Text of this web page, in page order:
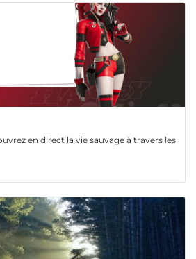
en direct la vie sauvage à travers les